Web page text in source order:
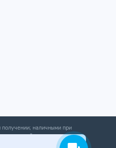
получении; наличными при
картой рассрочки.